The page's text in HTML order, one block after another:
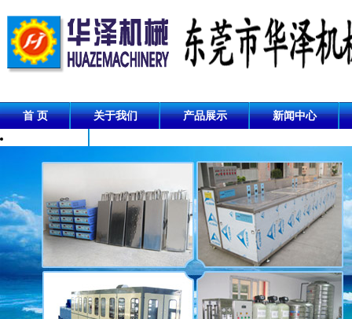
首 页 关于我们 产品展示 新闻中心